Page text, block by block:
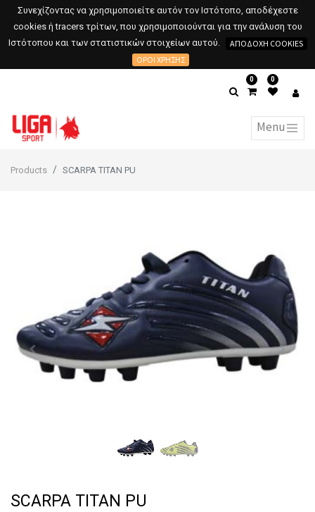
Συνεχίζοντας να χρησιμοποιείτε αυτόν τον Ιστότοπο, αποδέχεστε
cookies ή tracers τρίτων, που χρησιμοποιούνται για την ανάλυση του
Ιστότοπου και των στατιστικών στοιχείων αυτού.
ΑΠΟΔΟΧΉ COOKIES
ΌΡΟΙ ΧΡΉΣΗΣ
0 0
Products SCARPA TITAN PU
SCARPA TITAN PU